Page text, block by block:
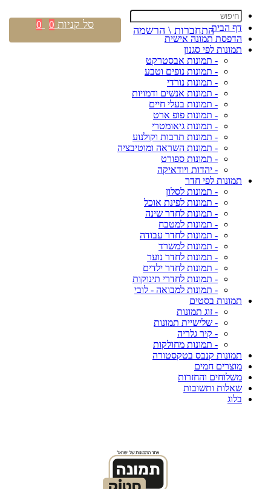
דף הבית
הדפסת תמונה אישית
תמונות לפי סגנון
- תמונות אבסטרקט
- תמונות נופים וטבע
- תמונות נורדי
- תמונות אנשים ודמויות
- תמונות בעלי חיים
- תמונות פופ ארט
- תמונות גיאומטרי
- תמונות תרבות וקולנוע
- תמונות השראה ומוטיבציה
- תמונות ספורט
- יהדות ויודאיקה
תמונות לפי חדר
- תמונות לסלון
- תמונות לפינת אוכל
- תמונות לחדר שינה
- תמונות למטבח
- תמונות לחדר עבודה
- תמונות למשרד
- תמונות לחדר נוער
- תמונות לחדר ילדים
- תמונות לחדרי תינוקות
- תמונות למבואה - לובי
תמונות בסטים
- זוג תמונות
- שלישיית תמונות
- קיר גלריה
- תמונות מחולקות
תמונות קנבס בטקסטורה
מוצרים חמים
משלוחים והחזרות
שאלות ותשובות
בלוג
התחברות \ הרשמה סל קניות 0
0